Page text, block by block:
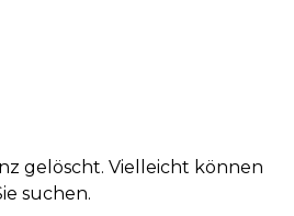
gelöscht. Vielleicht können
suchen.